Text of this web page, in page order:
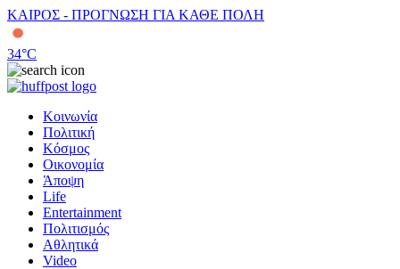
ΚΑΙΡΟΣ - ΠΡΟΓΝΩΣΗ ΓΙΑ ΚΑΘΕ ΠΟΛΗ
34°C
Κοινωνία
Πολιτική
Κόσμος
Οικονομία
Άποψη
Life
Entertainment
Πολιτισμός
Αθλητικά
Video